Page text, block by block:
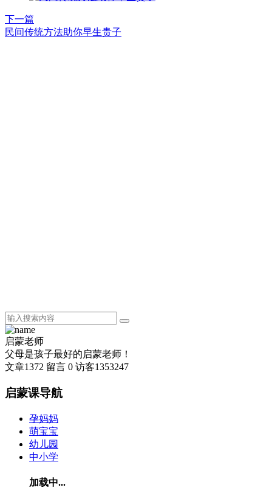
下一篇
民间传统方法助你早生贵子
启蒙老师
父母是孩子最好的启蒙老师！
文章1372 留言 0 访客1353247
启蒙课导航
孕妈妈
萌宝宝
幼儿园
中小学
加载中...